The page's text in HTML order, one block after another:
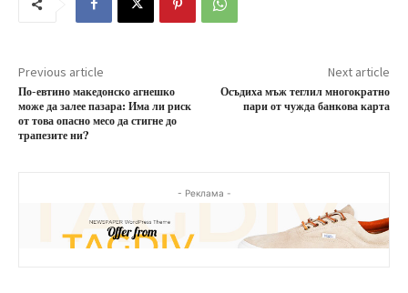
Previous article
По-евтино македонско агнешко
може да залее пазара: Има ли риск
от това опасно месо да стигне до
трапезите ни?
Next article
Осъдиха мъж теглил многократно
пари от чужда банкова карта
- Реклама -